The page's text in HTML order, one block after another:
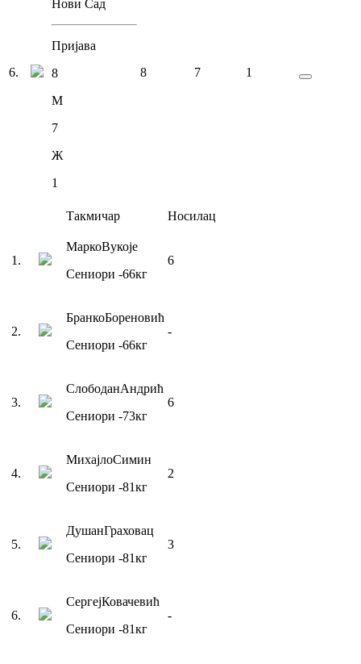
6.
Нови Сад
Пријава
8
М
7
Ж
1
8 7 1
Такмичар Носилац
1 .
МаркоВукоје
Сениори -66кг
6
2.
БранкоБореновић
Сениори -66кг
-
3.
СлободанАндрић
Сениори -73кг
6
4.
МихајлоСимин
Сениори -81кг
2
5.
ДушанГраховац
Сениори -81кг
3
6.
СергејКовачевић
Сениори -81кг
-